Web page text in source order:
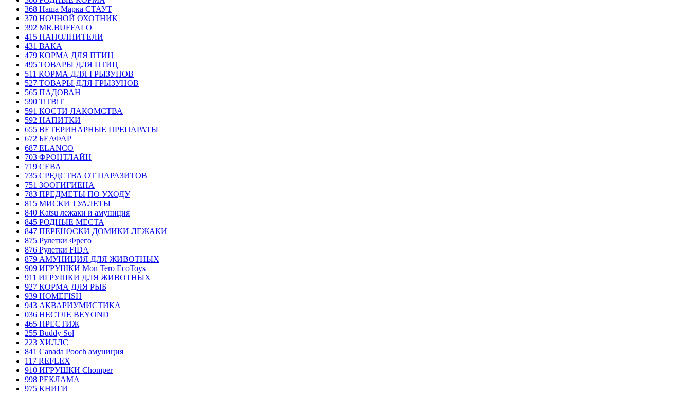
368 Наша Марка СТАУТ
370 НОЧНОЙ ОХОТНИК
392 MR.BUFFALO
415 НАПОЛНИТЕЛИ
431 ВАКА
479 КОРМА ДЛЯ ПТИЦ
495 ТОВАРЫ ДЛЯ ПТИЦ
511 КОРМА ДЛЯ ГРЫЗУНОВ
527 ТОВАРЫ ДЛЯ ГРЫЗУНОВ
565 ПАДОВАН
590 TiTBiT
591 КОСТИ ЛАКОМСТВА
592 НАПИТКИ
655 ВЕТЕРИНАРНЫЕ ПРЕПАРАТЫ
672 БЕАФАР
687 ELANCO
703 ФРОНТЛАЙН
719 СЕВА
735 СРЕДСТВА ОТ ПАРАЗИТОВ
751 ЗООГИГИЕНА
783 ПРЕДМЕТЫ ПО УХОДУ
815 МИСКИ ТУАЛЕТЫ
840 Katsu лежаки и амуниция
845 РОДНЫЕ МЕСТА
847 ПЕРЕНОСКИ ДОМИКИ ЛЕЖАКИ
875 Рулетки Фрего
876 Рулетки FIDA
879 АМУНИЦИЯ ДЛЯ ЖИВОТНЫХ
909 ИГРУШКИ Mon Tero EcoToys
911 ИГРУШКИ ДЛЯ ЖИВОТНЫХ
927 КОРМА ДЛЯ РЫБ
939 HOMEFISH
943 АКВАРИУМИСТИКА
036 НЕСТЛЕ BEYOND
465 ПРЕСТИЖ
255 Buddy Sol
223 ХИЛЛC
841 Canada Poоch амуниция
117 REFLEX
910 ИГРУШКИ Chomper
998 РЕКЛАМА
975 КНИГИ